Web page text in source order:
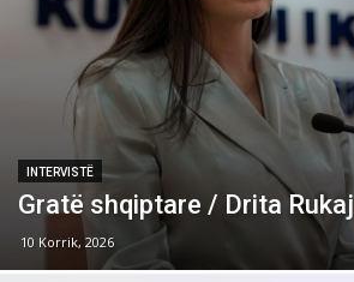
INTERVISTË
Gratë shqiptare / Drita Rukaj
10 Korrik, 2026